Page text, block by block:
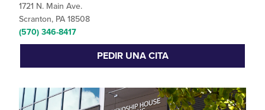
1721 N. Main Ave.
Scranton, PA 18508
(570) 346-8417
PEDIR UNA CITA